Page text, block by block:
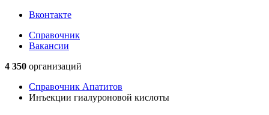
Вконтакте
Справочник
Вакансии
4 350 организаций
Справочник Апатитов
Инъекции гиалуроновой кислоты